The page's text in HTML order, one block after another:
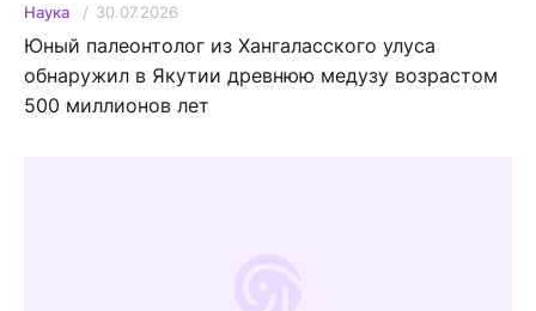
Наука 30.07.2026
Юный палеонтолог из Хангаласского улуса
обнаружил в Якутии древнюю медузу возрастом
500 миллионов лет